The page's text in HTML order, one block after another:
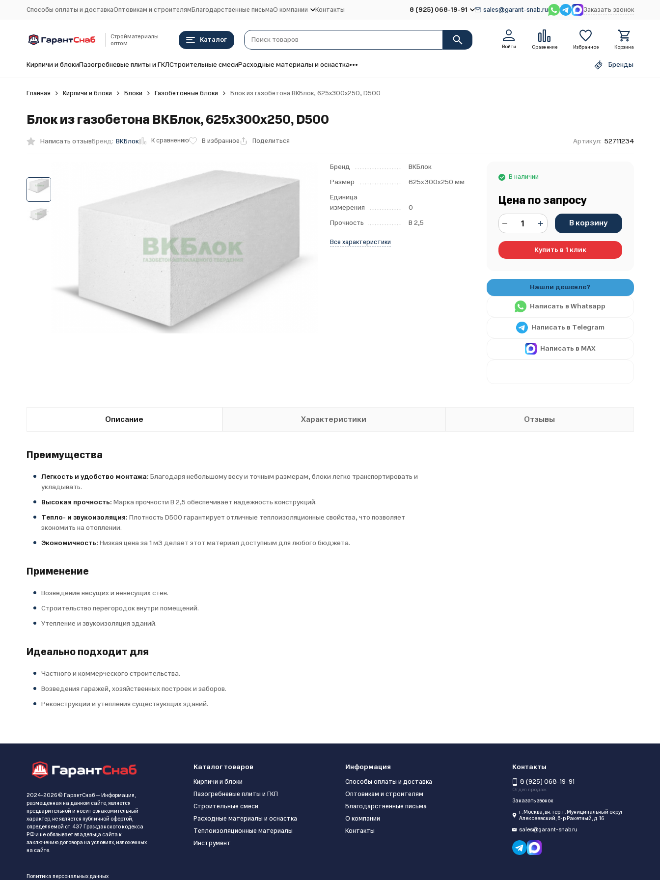
Способы оплаты и доставкаОптовикам и строителямБлагодарственные письмаО компании Контакты 8 (925) 068-19-91 sales@garant-snab.ru Заказать звонок
Стройматериалы
оптом
Каталог
Войти Сравнение Избранное Корзина
Кирпичи и блокиПазогребневые плиты и ГКЛСтроительные смесиРасходные материалы и оснастка Бренды
Главная Кирпичи и блоки Блоки Газобетонные блоки Блок из газобетона ВКБлок, 625x300x250, D500
Блок из газобетона ВКБлок, 625x300x250, D500
Написать отзывБренд: ВКБлок К сравнению В избранное Поделиться Артикул: 52711234
Бренд
ВКБлок
Размер
625x300x250 мм
Единица
измерения
0
Прочность
B 2,5
Все характеристики
В наличии
Цена по запросу
В корзину
Купить в 1 клик
Написать в Whatsapp
Написать в Telegram
Написать в MAX
Описание Характеристики Отзывы
Преимущества
Легкость и удобство монтажа: Благодаря небольшому весу и точным размерам, блоки легко транспортировать и
укладывать.
Высокая прочность: Марка прочности B 2,5 обеспечивает надежность конструкций.
Тепло- и звукоизоляция: Плотность D500 гарантирует отличные теплоизоляционные свойства, что позволяет
экономить на отоплении.
Экономичность: Низкая цена за 1 м3 делает этот материал доступным для любого бюджета.
Применение
Возведение несущих и ненесущих стен.
Строительство перегородок внутри помещений.
Утепление и звукоизоляция зданий.
Идеально подходит для
Частного и коммерческого строительства.
Возведения гаражей, хозяйственных построек и заборов.
Реконструкции и утепления существующих зданий.
2024-2026 © ГарантСнаб — Информация,
размещенная на данном сайте, является
предварительной и носит ознакомительный
характер, не является публичной офертой,
определяемой ст. 437 Гражданского кодекса
РФ и не обязывает владельца сайта к
заключению договора на условиях, изложенных
на сайте.
Политика персональных данных
Каталог товаров
Кирпичи и блоки
Пазогребневые плиты и ГКЛ
Строительные смеси
Расходные материалы и оснастка
Теплоизоляционные материалы
Инструмент
Информация
Способы оплаты и доставка
Оптовикам и строителям
Благодарственные письма
О компании
Контакты
Контакты
8 (925) 068-19-91
Отдел продаж
Заказать звонок
г. Москва, вн. тер. г. Муниципальный округ
Алексеевский, б-р Ракетный, д. 16
sales@garant-snab.ru